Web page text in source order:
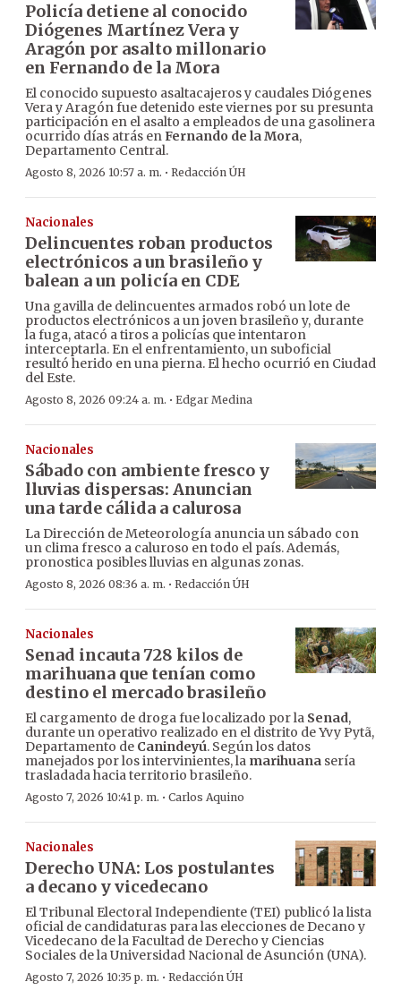
Policía detiene al conocido
Diógenes Martínez Vera y
Aragón por asalto millonario
en Fernando de la Mora
El conocido supuesto asaltacajeros y caudales Diógenes
Vera y Aragón fue detenido este viernes por su presunta
participación en el asalto a empleados de una gasolinera
ocurrido días atrás enFernando de la Mora,
Departamento Central.
Agosto 8, 2026 10:57 a. m. · Redacción ÚH
Nacionales
Delincuentes roban productos
electrónicos a un brasileño y
balean a un policía en CDE
Una gavilla de delincuentes armados robó un lote de
productos electrónicos a un joven brasileño y, durante
la fuga, atacó a tiros a policías que intentaron
interceptarla. En el enfrentamiento, un suboficial
resultó herido en una pierna. El hecho ocurrió en Ciudad
del Este.
Agosto 8, 2026 09:24 a. m. · Edgar Medina
Nacionales
Sábado con ambiente fresco y
lluvias dispersas: Anuncian
una tarde cálida a calurosa
La Dirección de Meteorología anuncia un sábado con
un clima fresco a caluroso en todo el país. Además,
pronostica posibles lluvias en algunas zonas.
Agosto 8, 2026 08:36 a. m. · Redacción ÚH
Nacionales
Senad incauta 728 kilos de
marihuana que tenían como
destino el mercado brasileño
El cargamento de droga fue localizado por la Senad,
durante un operativo realizado en el distrito de Yvy Pytã,
Departamento de Canindeyú. Según los datos
manejados por los intervinientes, la marihuana sería
trasladada hacia territorio brasileño.
Agosto 7, 2026 10:41 p. m. · Carlos Aquino
Nacionales
Derecho UNA: Los postulantes
a decano y vicedecano
El Tribunal Electoral Independiente (TEI) publicó la lista
oficial de candidaturas para las elecciones de Decano y
Vicedecano de la Facultad de Derecho y Ciencias
Sociales de la Universidad Nacional de Asunción (UNA).
Agosto 7, 2026 10:35 p. m. · Redacción ÚH